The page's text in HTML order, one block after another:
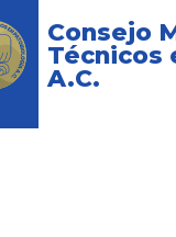
Consejo
Técnicos
A.C.